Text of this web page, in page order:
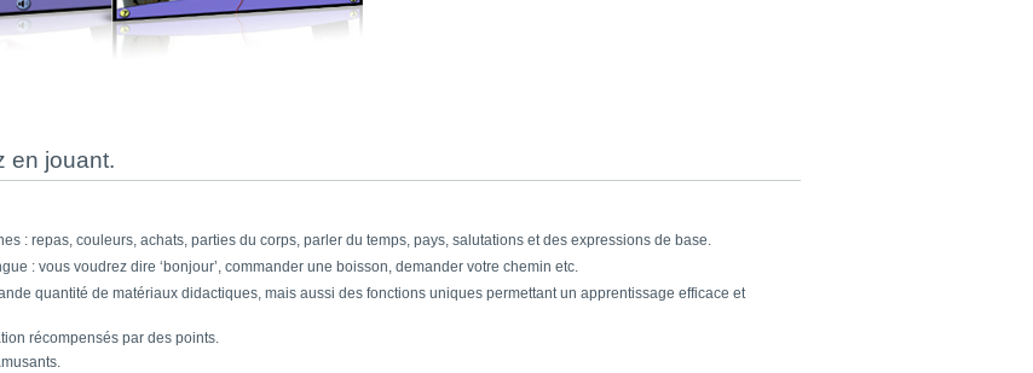
en jouant.
: repas, couleurs, achats, parties du corps, parler du temps, pays, salutations et des expressions de base.
: vous voudrez dire ‘bonjour’, commander une boisson, demander votre chemin etc.
quantité de matériaux didactiques, mais aussi des fonctions uniques permettant un apprentissage efficace et
récompensés par des points.